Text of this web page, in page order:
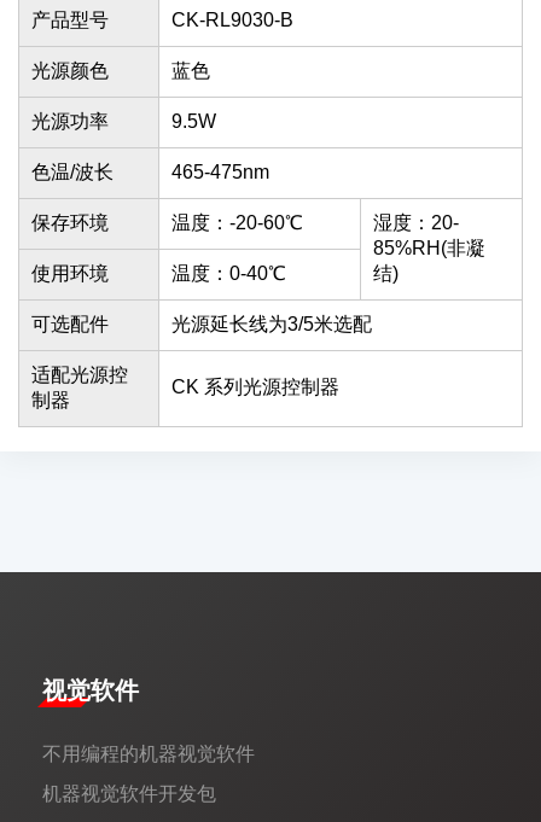
产品型号 CK-RL9030-B
光源颜色 蓝色
光源功率 9.5W
色温/波长 465-475nm
保存环境 温度：-20-60℃
湿度：20-
85%RH(非凝
结)
使用环境 温度：0-40℃
可选配件 光源延长线为3/5米选配
适配光源控
制器
CK 系列光源控制器
视觉软件
不用编程的机器视觉软件
机器视觉软件开发包